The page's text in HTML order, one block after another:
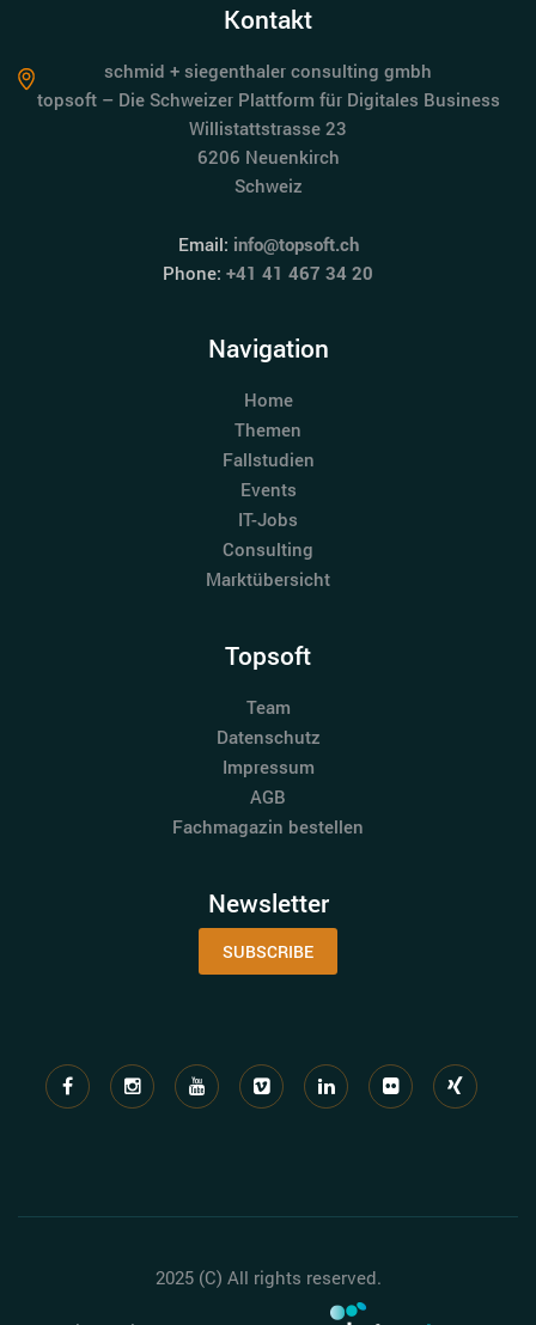
Kontakt
schmid + siegenthaler consulting gmbh
topsoft – Die Schweizer Plattform für Digitales Business
Willistattstrasse 23
6206 Neuenkirch
Schweiz
Email: info@topsoft.ch
Phone: +41 41 467 34 20
Navigation
Home
Themen
Fallstudien
Events
IT-Jobs
Consulting
Marktübersicht
Topsoft
Team
Datenschutz
Impressum
AGB
Fachmagazin bestellen
Newsletter
SUBSCRIBE
2025 (C) All rights reserved.